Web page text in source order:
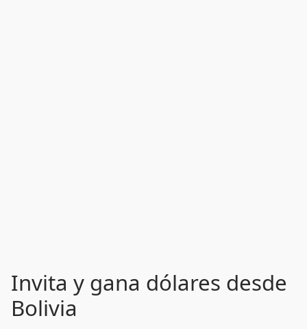
Invita y gana dólares desde
Bolivia